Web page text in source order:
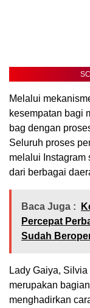
Melalui
kesempatan bagi
bag dengan
Seluruh proses
melalui Instagram
dari berbagai
Baca Juga :
Percepat
Sudah
Lady Gaiya,
merupakan
menghadirkan